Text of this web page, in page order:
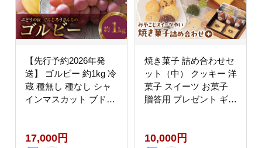
【先行予約2026年発
送】 ゴルビー 約1kg 冷
蔵 種無し 種なし シャ
インマスカット ブドウ
村市 たむら 鈴木農園
17,000円
焼き菓子 詰め合わせセ
ット（中） クッキー 洋
菓子 スイーツ お菓子
贈答用 プレゼント ギフ
し お土産 手土産 田村
10,000円